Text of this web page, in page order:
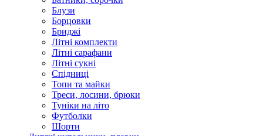
Блузи
Борцовки
Бриджі
Літні комплекти
Літні сарафани
Літні сукні
Спідниці
Топи та майки
Треси, лосини, брюки
Туніки на літо
Футболки
Шорти